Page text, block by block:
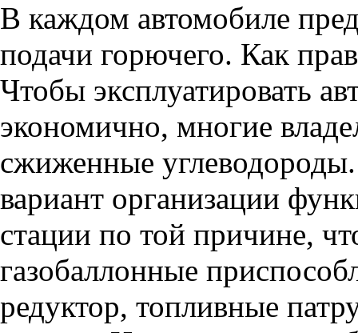
В каждом автомобиле
подачи горючего. Как
Чтобы эксплуатировать
экономично, многие
сжиженные
вариант организации
стации по той причине,
газобаллонные
редуктор, топливные